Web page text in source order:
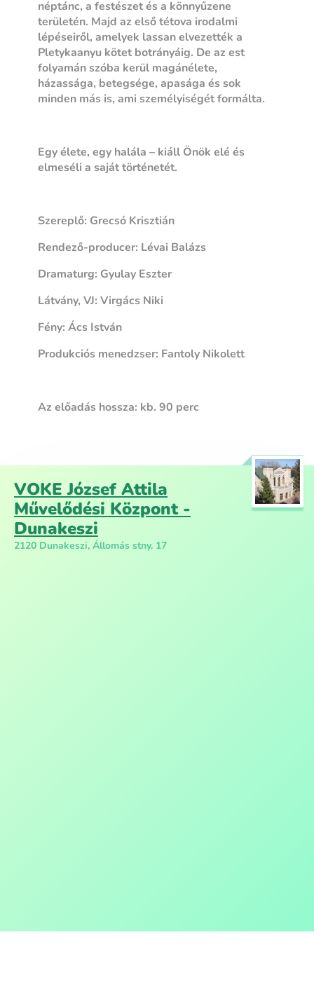
néptánc, a festészet és a könnyűzene
területén. Majd az első tétova irodalmi
lépéseiről, amelyek lassan elvezették a
Pletykaanyu kötet botrányáig. De az est
folyamán szóba kerül magánélete,
házassága, betegsége, apasága és sok
minden más is, ami személyiségét formálta.
Egy élete, egy halála – kiáll Önök elé és
elmeséli a saját történetét.
Szereplő: Grecsó Krisztián
Rendező-producer: Lévai Balázs
Dramaturg: Gyulay Eszter
Látvány, VJ: Virgács Niki
Fény: Ács István
Produkciós menedzser: Fantoly Nikolett
Az előadás hossza: kb. 90 perc
VOKE József Attila
Művelődési Központ -
Dunakeszi
2120 Dunakeszi, Állomás stny. 17